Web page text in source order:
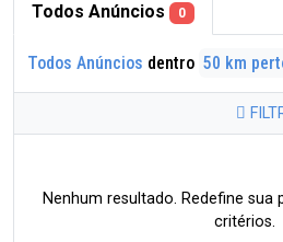
Todos Anúncios 0
Todos Anúncios dentro 50 km
Nenhum resultado. Redefine sua
critérios.